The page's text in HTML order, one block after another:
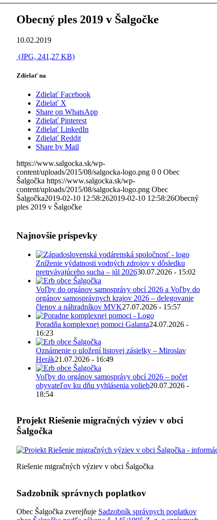
Obecný ples 2019 v Šalgočke
10.02.2019
(JPG, 241,27 KB)
Zdielať na
Zdielať Facebook
Zdielať X
Share on WhatsApp
Zdielať Pinterest
Zdielať LinkedIn
Zdielať Reddit
Share by Mail
https://www.salgocka.sk/wp-
content/uploads/2015/08/salgocka-logo.png 0 0 Obec
Šalgočka https://www.salgocka.sk/wp-
content/uploads/2015/08/salgocka-logo.png Obec
Šalgočka2019-02-10 12:58:262019-02-10 12:58:26Obecný
ples 2019 v Šalgočke
Najnovšie príspevky
Zníženie výdatnosti vodných zdrojov v dôsledku
pretrvávajúceho sucha – júl 202630.07.2026 - 15:02
Voľby do orgánov samosprávy obcí 2026 a Voľby do
orgánov samosprávnych krajov 2026 – delegovanie
členov a náhradníkov MVK27.07.2026 - 15:57
Poradňa komplexnej pomoci Galanta24.07.2026 -
16:23
Oznámenie o uložení listovej zásielky – Miroslav
Herák21.07.2026 - 16:49
Voľby do orgánov samosprávy obcí 2026 – počet
obyvateľov ku dňu vyhlásenia volieb20.07.2026 -
18:54
Projekt Riešenie migračných výziev v obci
Šalgočka
Riešenie migračných výziev v obci Šalgočka
Sadzobník správnych poplatkov
Obec Šalgočka zverejňuje Sadzobník správnych poplatkov